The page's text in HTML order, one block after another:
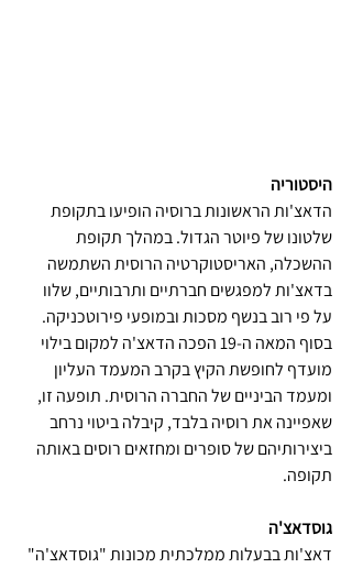
היסטוריה
הדאצ'ות הראשונות ברוסיה הופיעו בתקופת
שלטונו של פיוטר הגדול. במהלך תקופת
ההשכלה, האריסטוקרטיה הרוסית השתמשה
בדאצ'ות למפגשים חברתיים ותרבותיים, שלוו
על פי רוב בנשף מסכות ובמופעי פירוטכניקה.
בסוף המאה ה-19 הפכה הדאצ'ה למקום בילוי
מועדף לחופשת הקיץ בקרב המעמד העליון
ומעמד הביניים של החברה הרוסית. תופעה זו,
שאפיינה את רוסיה בלבד, קיבלה ביטוי נרחב
ביצירותיהם של סופרים ומחזאים רוסים באותה
תקופה.
גוסדאצ'ה
דאצ'ות בבעלות ממלכתית מכונות "גוסדאצ'ה"